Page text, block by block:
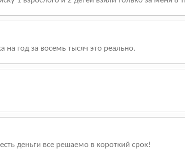
год за восемь тысяч это реально.
деньги все решаемо в короткий срок!